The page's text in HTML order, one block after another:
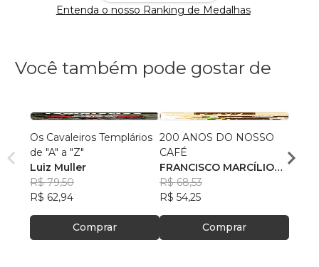
Entenda o nosso Ranking de Medalhas
Você também pode gostar de
Os Cavaleiros Templários
de "A" a "Z"
Luiz Muller
R$ 79,50
R$ 62,94
Comprar
200 ANOS DO NOSSO
CAFÉ
FRANCISCO MARCÍLIO
DE ALMEIDA FARIAS
R$ 68,53
R$ 54,25
Comprar